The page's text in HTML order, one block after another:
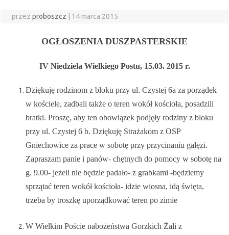
przez proboszcz 14 marca 2015
OGŁOSZENIA DUSZPASTERSKIE
IV Niedziela Wielkiego Postu, 15.03. 2015 r.
Dziękuję rodzinom z bloku przy ul. Czystej 6a za porządek
w kościele, zadbali także o teren wokół kościoła, posadzili
bratki. Proszę, aby ten obowiązek podjęły rodziny z bloku
przy ul. Czystej 6 b. Dziękuję Strażakom z OSP
Gniechowice za prace w sobotę przy przycinaniu gałęzi.
Zapraszam panie i panów- chętnych do pomocy w sobotę na
g. 9.00- jeżeli nie będzie padało- z grabkami -będziemy
sprzątać teren wokół kościoła- idzie wiosna, idą święta,
trzeba by troszkę uporządkować teren po zimie
W Wielkim Poście nabożeństwa Gorzkich Żali z